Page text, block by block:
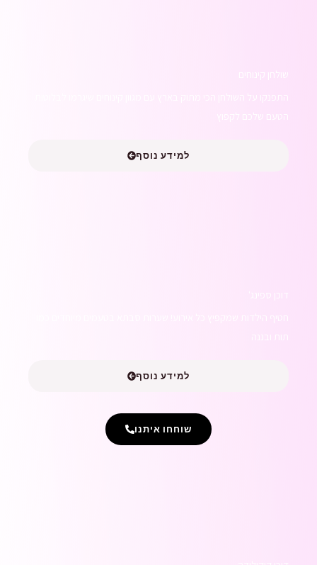
שולחן קינוחים
התפנקו על השולחן הכי מתוק בארץ עם מגוון קינוחים שיגרמו לבלוטות
הטעם שלכם לקפוץ
למידע נוסף
דוכן ספינג'
חטיף הילדות שמקפיץ כל אירוע! שערות סבתא בטעמים מיוחדים כמו
תות ובננה
למידע נוסף
שוחחו איתנו